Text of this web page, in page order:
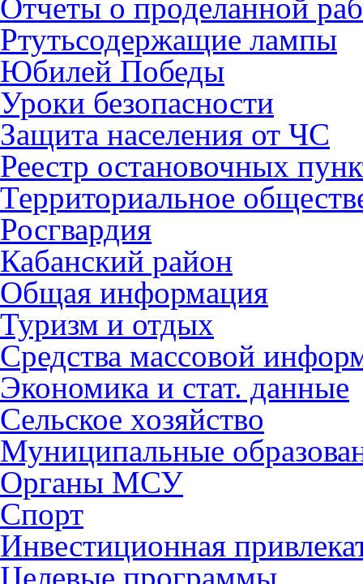
Отчеты о проделанной
Ртутьсодержащие лампы
Юбилей Победы
Уроки безопасности
Защита населения от ЧС
Реестр остановочных
Территориальное
Росгвардия
Кабанский район
Общая информация
Туризм и отдых
Средства массовой
Экономика и стат. данные
Сельское хозяйство
Муниципальные
Органы МСУ
Спорт
Инвестиционная